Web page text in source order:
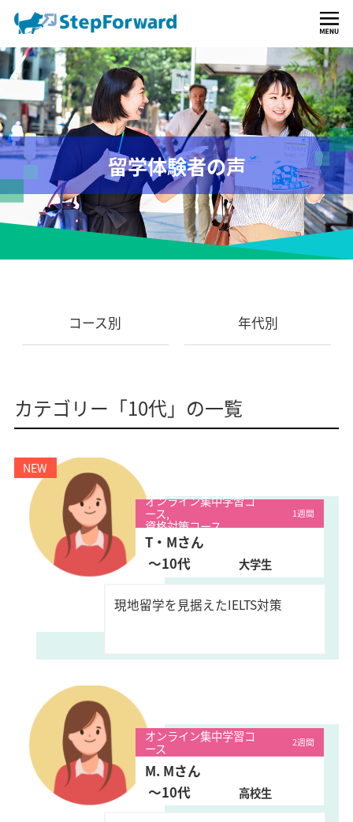
留学体験者の声
コース別 年代別
カテゴリー「10代」の一覧
オンライン集中学習コ
ース,
資格対策コース
1週間
T・Mさん
〜10代
大学生
現地留学を見据えたIELTS対策
オンライン集中学習コ
ース 2週間
M. Mさん
〜10代
高校生